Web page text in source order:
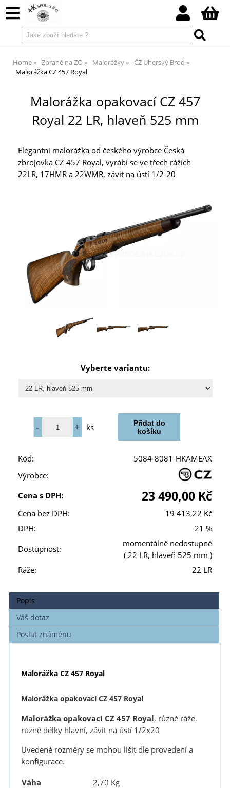
Home Zbraně na ZO Malorážky
ČZ Uherský Brod
Malorážka CZ 457 Royal
Malorážka opakovací CZ 457
Royal 22 LR, hlaveň 525 mm
Elegantní malorážka od českého výrobce Česká
zbrojovka CZ 457 Royal, vyrábí se ve třech rážích
22LR, 17HMR a 22WMR, závit na ústí 1/2-20
Vyberte variantu:
ks
Kód:
5084-8081-HKAMEAX
Výrobce:
Cena s DPH:
23 490,00 Kč
Cena bez DPH:
19 413,22 Kč
DPH:
21 %
Dostupnost:
momentálně nedostupné
( 22 LR, hlaveň 525 mm )
Ráže:
22 LR
Popis
Váš dotaz
Poslat známénu
Malorážka CZ 457 Royal
Malorážka opakovací CZ 457 Royal
Malorážka opakovací CZ 457 Royal, různé ráže,
různé délky hlavní, závit na ústí 1/2x20
Uvedené rozměry se mohou lišit dle provedení a
konfigurace.
Váha
2,70 Kg